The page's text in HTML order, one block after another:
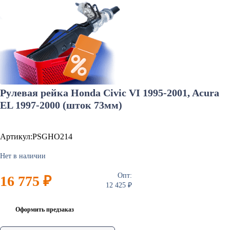
Рулевая рейка Honda Civic VI 1995-2001, Acura
EL 1997-2000 (шток 73мм)
Артикул:PSGHO214
Нет в наличии
16 775 ₽
Опт:
12 425 ₽
Оформить предзаказ